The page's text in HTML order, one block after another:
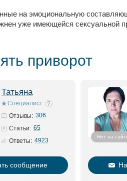
на эмоциональную
уже имеющейся сексуальной
приворот
Татьяна
Специалист
Отзывы: 306
Статьи: 65
Ответы: 4923
сообщение
Нет на